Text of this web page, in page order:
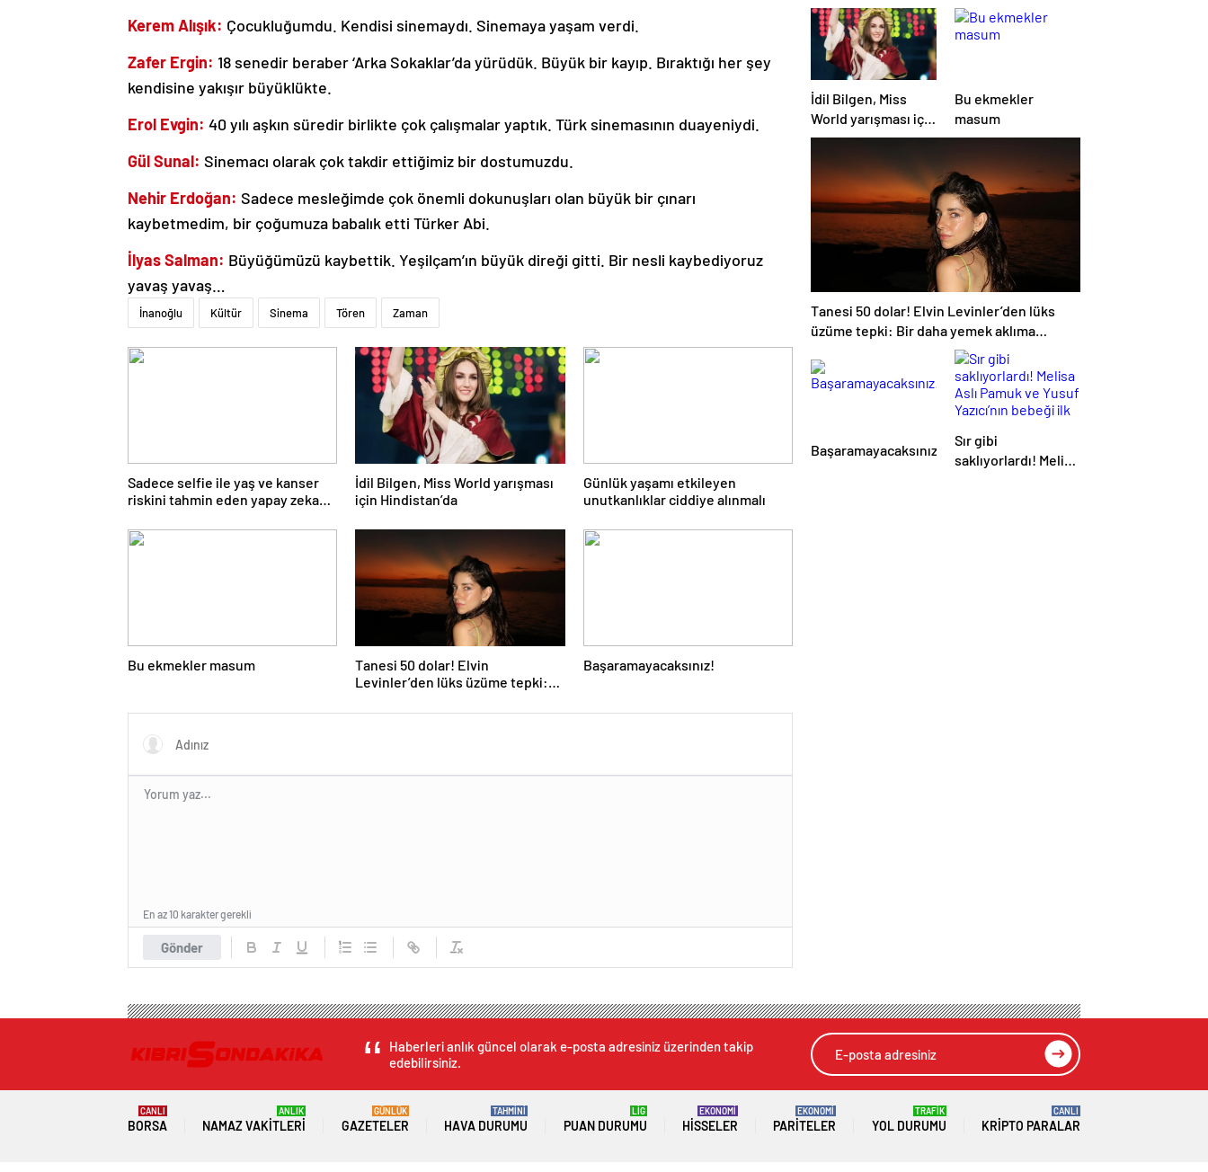
Kerem Alışık: Çocukluğumdu. Kendisi sinemaydı. Sinemaya yaşam verdi.
Zafer Ergin: 18 senedir beraber ‘Arka Sokaklar’da yürüdük. Büyük bir kayıp. Bıraktığı her şey
kendisine yakışır büyüklükte.
Erol Evgin: 40 yılı aşkın süredir birlikte çok çalışmalar yaptık. Türk sinemasının duayeniydi.
Gül Sunal: Sinemacı olarak çok takdir ettiğimiz bir dostumuzdu.
Nehir Erdoğan: Sadece mesleğimde çok önemli dokunuşları olan büyük bir çınarı
kaybetmedim, bir çoğumuza babalık etti Türker Abi.
İlyas Salman: Büyüğümüzü kaybettik. Yeşilçam’ın büyük direği gitti. Bir nesli kaybediyoruz
yavaş yavaş…
İnanoğlu Kültür Sinema Tören Zaman
Sadece selfie ile yaş ve kanser
riskini tahmin eden yapay zeka
İdil Bilgen, Miss World yarışması
için Hindistan’da
Günlük yaşamı etkileyen
unutkanlıklar ciddiye alınmalı
Bu ekmekler masum
Tanesi 50 dolar! Elvin
Levinler’den lüks üzüme tepki:
Başaramayacaksınız!
Gönder
En az 10 karakter gerekli
İdil Bilgen, Miss
World yarışması için
Hindistan’da
Bu ekmekler
masum
Tanesi 50 dolar! Elvin Levinler’den lüks
üzüme tepki: Bir daha yemek aklıma
Başaramayacaksınız!
Sır gibi
saklıyorlardı! Melisa
Haberleri anlık güncel olarak e-posta adresiniz üzerinden takip
edebilirsiniz.
BORSA
CANLI
NAMAZ VAKITLERI
ANLIK
GAZETELER
GÜNLÜK
HAVA DURUMU
TAHMİNİ
PUAN DURUMU
LİG
HISSELER
EKONOMİ
PARITELER
EKONOMİ
YOL DURUMU
TRAFİK
KRIPTO PARALAR
CANLI